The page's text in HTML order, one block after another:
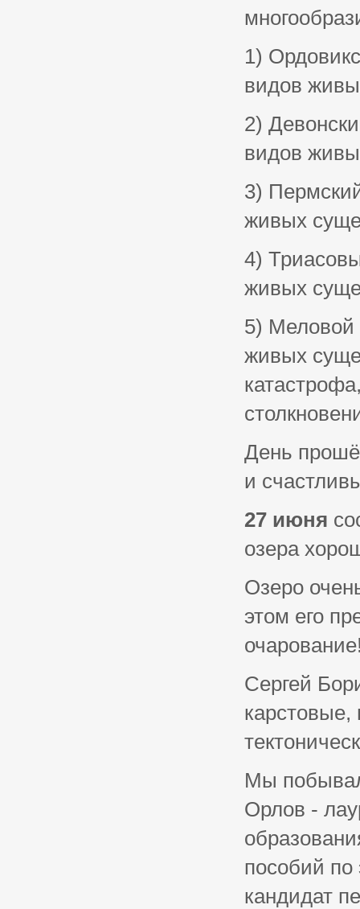
1)
видов
2)
видов
3)
живых
4)
живых
5) Меловой
живых
День
и
27 июня
озера
Озеро
этом его
Сергей
Мы
Орлов -
пособий по
кандидат